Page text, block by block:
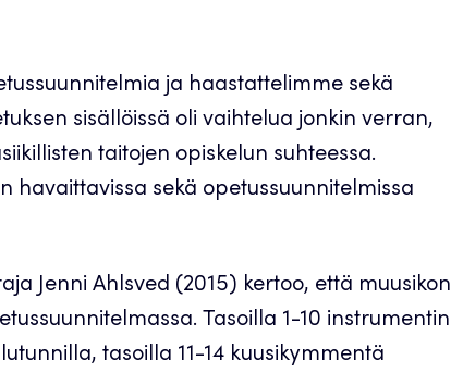
ja haastattelimme sekä
sisällöissä oli vaihtelua jonkin verran,
taitojen opiskelun suhteessa.
havaittavissa sekä opetussuunnitelmissa
Jenni Ahlsved (2015) kertoo, että muusikon
Tasoilla 1-10 instrumentin
tasoilla 11-14 kuusikymmentä